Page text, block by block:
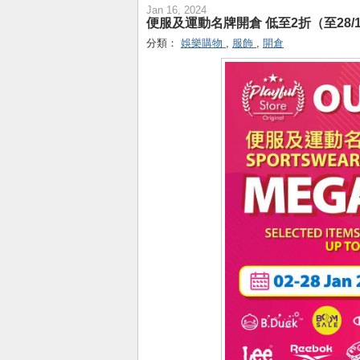
Jan 16, 2024
便服及運動名牌開倉 低至2折（至28/
分類： 娛樂購物 , 服飾 , 開倉